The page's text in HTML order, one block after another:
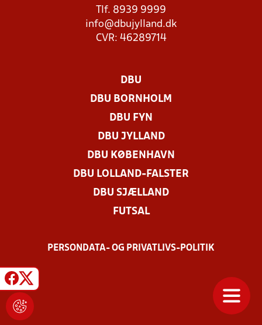
Tlf. 8939 9999
info@dbujylland.dk
CVR: 46289714
DBU
DBU BORNHOLM
DBU FYN
DBU JYLLAND
DBU KØBENHAVN
DBU LOLLAND-FALSTER
DBU SJÆLLAND
FUTSAL
PERSONDATA- OG PRIVATLIVS-POLITIK